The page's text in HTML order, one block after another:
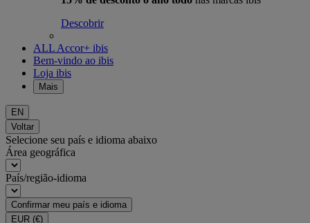
Descobrir
ALL Accor+ ibis
Bem-vindo ao ibis
Loja ibis
Mais
EN
Voltar
Selecione seu país e idioma abaixo
Área geográfica
País/região-idioma
Confirmar meu país e idioma
EUR (€)